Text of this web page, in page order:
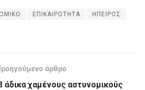
ΕΠΙΚΑΙΡΟΤΗΤΑ ΗΠΕΙΡΟΣ
άρθρο
άδικα χαμένους αστυνομικούς